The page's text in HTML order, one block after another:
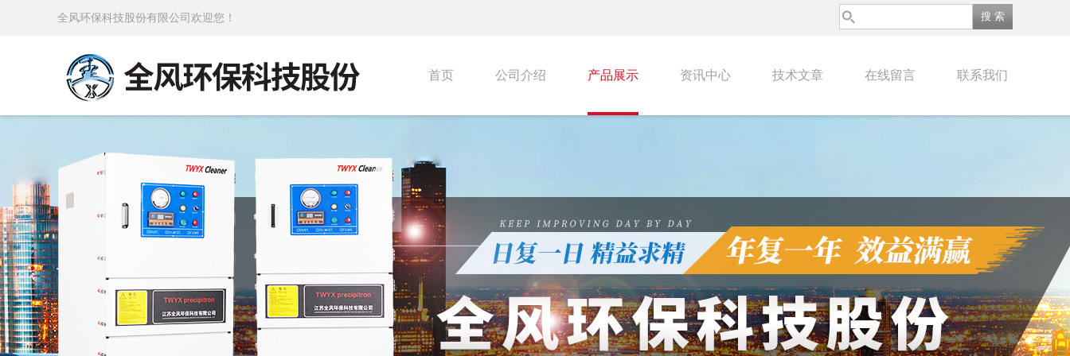
全风环保科技股份有限公司欢迎您！
首页 公司介绍 产品展示 资讯中心 技术文章 在线留言 联系我们